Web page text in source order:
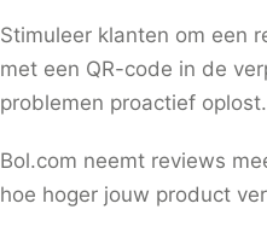
Stimuleer klanten om een
met een QR-code in de
problemen proactief
Bol.com neemt reviews
hoe hoger jouw product